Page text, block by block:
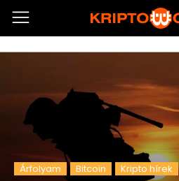
Árfolyam Bitcoin Kripto hírek